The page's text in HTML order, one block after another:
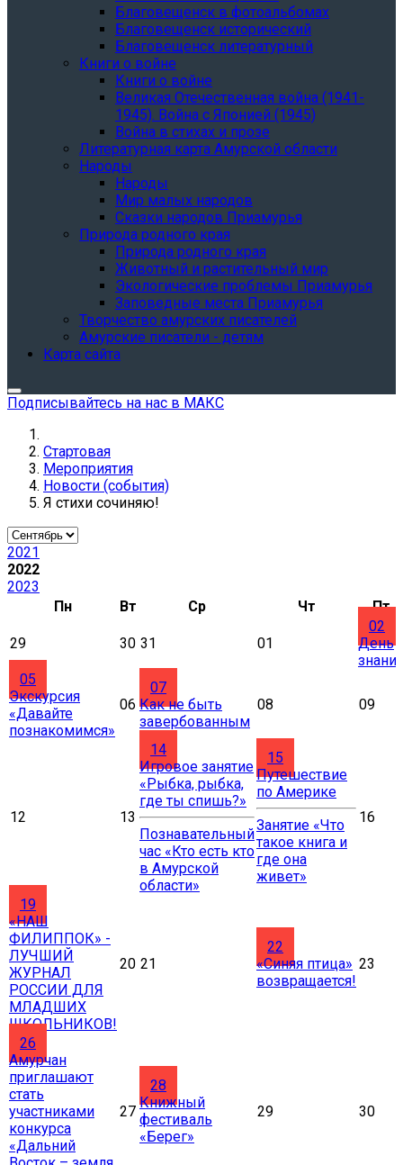
Благовещенск в фотоальбомах
Благовещенск исторический
Благовещенск литературный
Книги о войне
Книги о войне
Великая Отечественная война (1941-
1945). Война с Японией (1945)
Война в стихах и прозе
Литературная карта Амурской области
Народы
Народы
Мир малых народов
Сказки народов Приамурья
Природа родного края
Природа родного края
Животный и растительный мир
Экологические проблемы Приамурья
Заповедные места Приамурья
Творчество амурских писателей
Амурские писатели - детям
Карта сайта
Подписывайтесь на нас в МАКС
Стартовая
Мероприятия
Новости (события)
Я стихи сочиняю!
2021
2022
2023
Пн
Вт Ср Чт Пт
29 30 31 01
02
День
05
Экскурсия
«Давайте
познакомимся»
06
07
Как не быть
завербованным
08 09
12 13
14
Игровое занятие
«Рыбка, рыбка,
где ты спишь?»
Познавательный
час «Кто есть кто
в Амурской
области»
15
Путешествие
по Америке
Занятие «Что
такое книга и
где она
живет»
16
19
«НАШ
ФИЛИППОК» -
ЛУЧШИЙ
ЖУРНАЛ
РОССИИ ДЛЯ
МЛАДШИХ
ШКОЛЬНИКОВ!
20 21
22
«Синяя птица»​
возвращается!
23
26
Амурчан
приглашают
стать
участниками
конкурса
«Дальний
27
28
Книжный
фестиваль
«Берег»
29 30